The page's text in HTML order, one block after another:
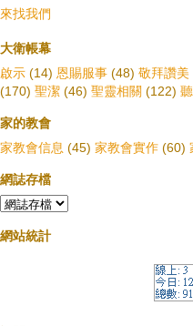
來找我們
大衛帳幕
啟示 (14) 恩賜服事 (48) 敬拜讚美
(170) 聖潔 (46) 聖靈相關 (122)
家的教會
家教會信息 (45) 家教會實作 (60)
網誌存檔
網站統計